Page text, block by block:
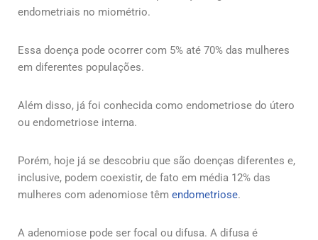
endometriais no miométrio.
Essa doença pode ocorrer com 5% até 70% das mulheres
em diferentes populações.
Além disso, já foi conhecida como endometriose do útero
ou endometriose interna.
Porém, hoje já se descobriu que são doenças diferentes e,
inclusive, podem coexistir, de fato em média 12% das
mulheres com adenomiose têm endometriose.
A adenomiose pode ser focal ou difusa. A difusa é